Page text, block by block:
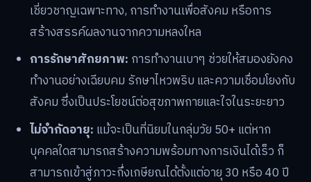
เชี่ยวชาญเฉพาะทาง, การทำงานเพื่อสังคม หรือการ
สร้างสรรค์ผลงานจากความหลงใหล
การรักษาศักยภาพ: การทำงานเบาๆ ช่วยให้สมองยังคง
ทำงานอย่างเฉียบคม รักษาไหวพริบ และความเชื่อมโยงกับ
สังคม ซึ่งเป็นประโยชน์ต่อสุขภาพกายและใจในระยะยาว
ไม่จำกัดอายุ: แม้จะเป็นที่นิยมในกลุ่มวัย 50+ แต่หาก
บุคคลใดสามารถสร้างความพร้อมทางการเงินได้เร็ว ก็
สามารถเข้าสู่ภาวะกึ่งเกษียณได้ตั้งแต่อายุ 30 หรือ 40 ปี